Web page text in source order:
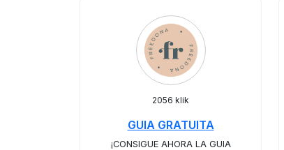
2056 klik
GUIA GRATUITA
¡CONSIGUE AHORA LA GUIA